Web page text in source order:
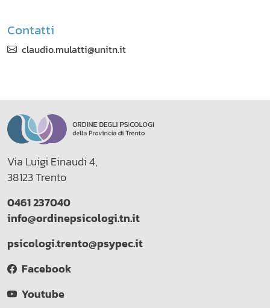
Contatti
claudio.mulatti@unitn.it
Via Luigi Einaudi 4,
38123 Trento
0461 237040
info@ordinepsicologi.tn.it
psicologi.trento@psypec.it
Facebook
Youtube